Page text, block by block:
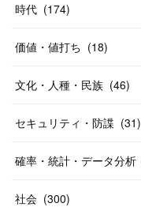
時代 (174)
価値・値打ち (18)
文化・人種・民族 (46)
セキュリティ・防諜 (31)
確率・統計・データ分析
社会 (300)